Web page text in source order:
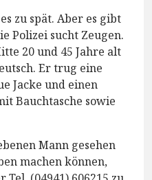
zu spät. Aber es gibt
Polizei sucht Zeugen.
20 und 45 Jahre alt
Er trug eine
Jacke und einen
Bauchtasche sowie
Mann gesehen
machen können,